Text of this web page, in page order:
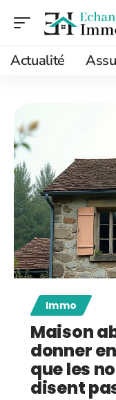
Actualité
Immo
Maison
donner
que les
disent